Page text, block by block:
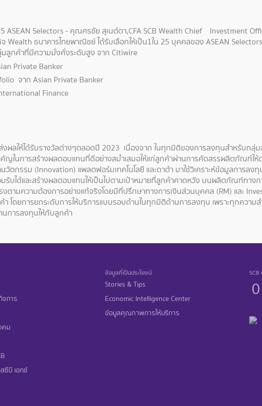
ASEAN Selectors - คุณศรชัย สุเนต์ตา,CFA SCB Wealth Chief Investment
ธนาคารไทยพาณิชย์ ได้รับเลือกให้เป็น1ใน 25 บุคคลของ ASEAN
มลูกค้าที่มีความมั่งคั่งระดับสูง จาก Citiwire
Private Banker
จาก Asian Private Banker
Finance
ผลให้ได้รับรางวัลต่างๆตลอดปี 2023 เนื่องจาก ในทุกมิติของการลงทุนสำหรับก
ญในการสร้างผลตอบแทนที่ดีอย่างสม่ำเสมอให้แก่ลูกค้าผ่านการคัดสรรผลิตภัณฑ์ให้
ตกรรม (Innovation) แพลตฟอร์มเทคโนโลยี และดาต้า มาใช้วิเคราะห์ข้อมูลการล
บได้และสร้างผลตอบแทนให้เป็นไปตามเป้าหมายที่ลูกค้าคาดหวัง บนผลิตภัณฑ์ทาง
ามความต้องการอย่างแท้จริงโดยมีที่ปรึกษาทางการเงินส่วนบุคคล (RM) และ
โดยการยกระดับการให้บริการแบบรอบด้านในทุกมิติด้านการลงทุน เพราะทุกความ
นการลงทุนให้กับลูกค้า
จการ
คม
ซีบี เอกซ์
ข้อมูลที่เป็นประโยชน์
Stories & Tips
Economic Intelligence Center
ข้อมูลคุณภาพการให้บริการ
SCB